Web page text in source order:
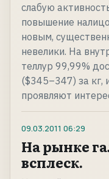
слабую
повышение
новым,
невелики. На
теллур 99,99%
($345–347) за кг,
проявляют
09.03.2011 06:29
На рынке
всплеск.